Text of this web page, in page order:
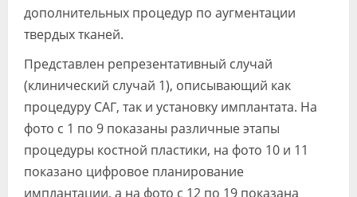
дополнительных процедур по аугментации
твердых тканей.
Представлен репрезентативный случай
(клинический случай 1), описывающий как
процедуру САГ, так и установку имплантата. На
фото с 1 по 9 показаны различные этапы
процедуры костной пластики, на фото 10 и 11
показано цифровое планирование
имплантации, а на фото с 12 по 19 показана